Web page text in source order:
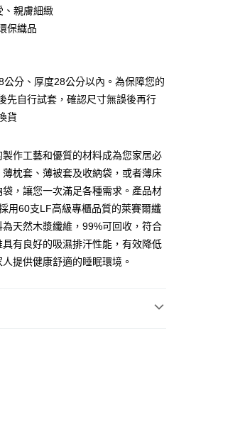
)免運費
)免運費
費另計)
、親膚細緻
保織品
分、厚度28公分以內。為保障您的
先自行試套，確認尺寸無誤後再行
貨
作工藝和優質的材料成為您家居必
枕套、薄被套及收納袋，或者薄床
，讓您一次滿足各種需求。產品材
用60支LF高級專櫃品質的萊賽爾纖
天然木漿纖維，99%可回收，符合
有良好的吸濕排汗性能，有效降低
提供健康舒適的睡眠環境。